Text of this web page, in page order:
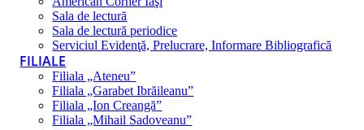
Sala de lectură
Sala de lectură periodice
Serviciul Evidenţă, Prelucrare, Informare Bibliografică
FILIALE
Filiala „Ateneu”
Filiala „Garabet Ibrăileanu”
Filiala „Ion Creangă”
Filiala „Mihail Sadoveanu”